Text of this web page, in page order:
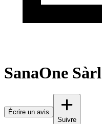
SanaOne Sàrl
Écrire un avis
Suivre